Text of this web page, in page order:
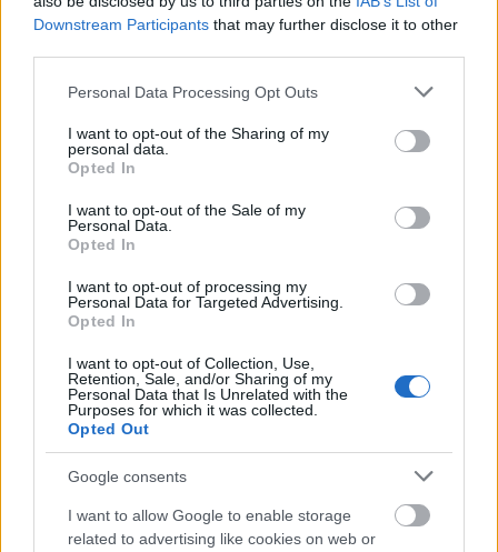
Downstream Participants that may further disclose it to other
Please note that this website/app uses one or more Google
not limited to your visit or usage behaviour. You may click to
grant or deny consent to Google and its third-party tags to
use your data for below specified purposes in below Google
consent section.
Personal Data Processing Opt Outs
I want to opt-out of the Sharing of my
personal data.
Opted In
I want to opt-out of the Sale of my
Personal Data.
Opted In
I want to opt-out of processing my
Personal Data for Targeted Advertising.
Opted In
I want to opt-out of Collection, Use,
Retention, Sale, and/or Sharing of my
Personal Data that Is Unrelated with the
Purposes for which it was collected.
Opted Out
Google consents
I want to allow Google to enable storage
related to advertising like cookies on web or
kapanyél• 2014. szeptember 11.
Tegnap befejeződött a Hortus Hungaricus
belépőjegyekért folyó játékunk. A helyes válaszok a
Magyar kert 2. Hányadik évfordulóját ünnepli 2014-
ben a Hortus Hungaricus Kertészeti Szakkiállítás és